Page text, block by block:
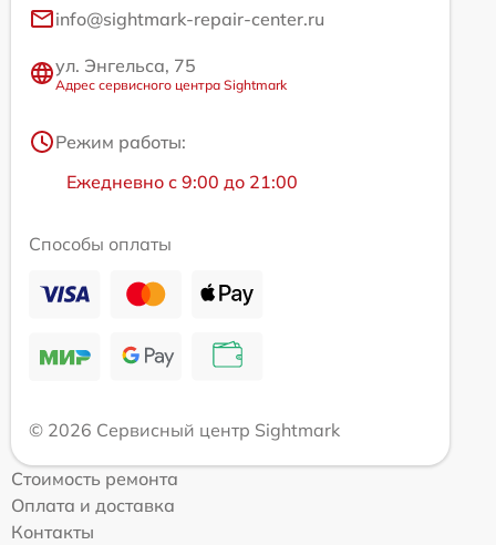
info@sightmark-repair-center.ru
ул. Энгельса, 75
Адрес сервисного центра Sightmark
Режим работы:
Ежедневно с 9:00 до 21:00
Способы оплаты
© 2026 Сервисный центр Sightmark
Стоимость ремонта
Оплата и доставка
Контакты